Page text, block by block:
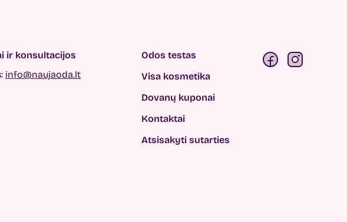
ir konsultacijos
info@naujaoda.lt
Odos testas
Visa kosmetika
Dovanų kuponai
Kontaktai
Atsisakyti sutarties